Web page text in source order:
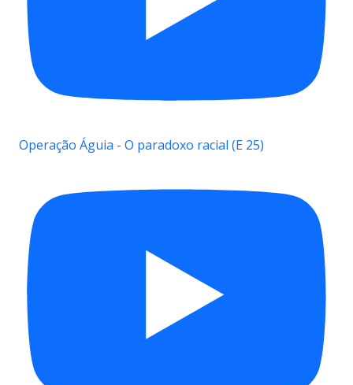
Operação Águia - O paradoxo racial (E 25)